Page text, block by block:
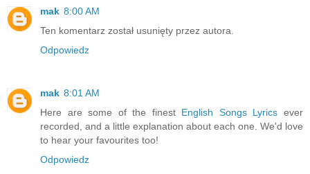
mak 8:00 AM
Ten komentarz został usunięty przez autora.
Odpowiedz
mak 8:01 AM
Here are some of the finest English Songs Lyrics ever
recorded, and a little explanation about each one. We'd love
to hear your favourites too!
Odpowiedz